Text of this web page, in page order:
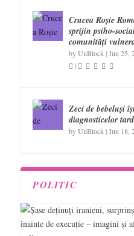
Crucea Roșie
sprijin psiho-
comunități
byUnBlock |Jun 25,
|
Zeci de bebeluși
diagnosticelor
byUnBlock |Jun 18,
POLITIC